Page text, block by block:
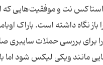
استاکس نت و موفقیت‌هایی
باز نگاه داشته است. باراک
بررسی حملات سایبری
مانند ویکی لیکس شود